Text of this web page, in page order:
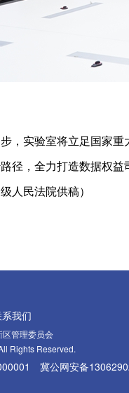
实验室将立足国家重
径，全力打造数据权
人民法院供稿）
我们
区管理委员会
Rights Reserved.
冀公网安备